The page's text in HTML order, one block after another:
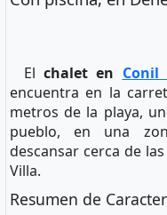
El chalet en Conil
encuentra en la
metros de la playa,
pueblo, en una
descansar cerca de las
Villa.
Resumen de